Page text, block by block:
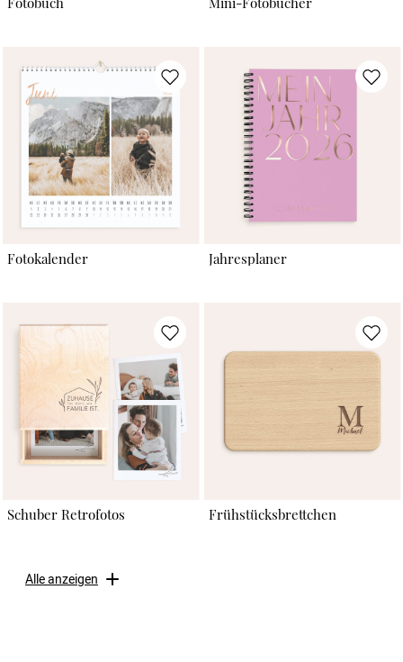
Fotokalender Jahresplaner
Schuber Retrofotos Frühstücksbrettchen
Alle anzeigen